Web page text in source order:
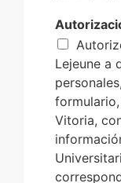
Lejeune a
Vitoria,